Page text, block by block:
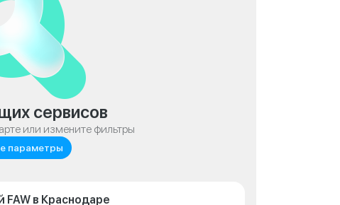
сервисов
или измените фильтры
параметры
в Краснодаре